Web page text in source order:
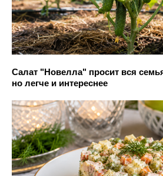
Салат "Новелла" просит вся
но легче и интереснее